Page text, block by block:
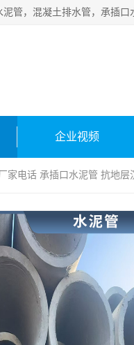
企业视频
家电话 承插口水泥管 抗地层